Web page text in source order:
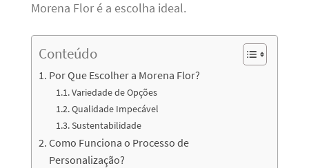
Morena Flor é a escolha ideal.
Conteúdo
Por Que Escolher a Morena Flor?
Variedade de Opções
Qualidade Impecável
Sustentabilidade
Como Funciona o Processo de
Personalização?